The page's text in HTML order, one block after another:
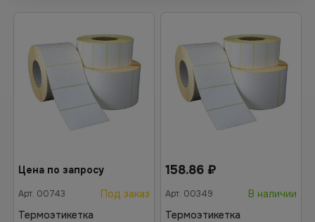
Цена по запросу
Арт. 00743
Под заказ
Термоэтикетка
158.86 ₽
Арт. 00349
В наличии
Термоэтикетка